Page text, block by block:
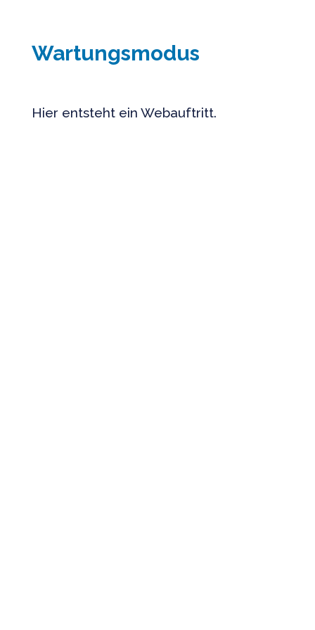
Wartungsmodus
Hier entsteht ein Webauftritt.